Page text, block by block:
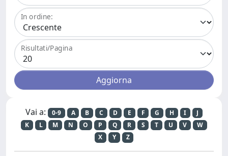
In ordine:
Risultati/Pagina
Vai a: 0-9 A B C D E F G H I
J
K
L M N O P Q R S T U V
W
X
Y Z